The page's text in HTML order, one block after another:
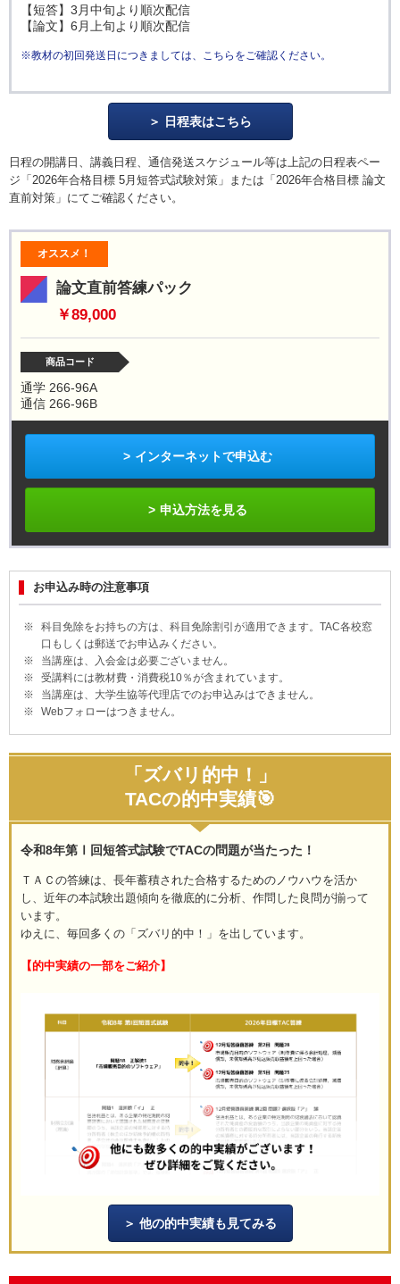
【短答】3月中旬より順次配信
【論文】6月上旬より順次配信
※教材の初回発送日につきましては、こちらをご確認ください。
日程表はこちら
日程の開講日、講義日程、通信発送スケジュール等は上記の日程表ペー
ジ「2026年合格目標 5月短答式試験対策」または「2026年合格目標 論文
直前対策」にてご確認ください。
オススメ！
論文直前答練パック
￥89,000
商品コード
通学 266-96A
通信 266-96B
インターネットで申込む
申込方法を見る
お申込み時の注意事項
科目免除をお持ちの方は、科目免除割引が適用できます。TAC各校窓
口もしくは郵送でお申込みください。
当講座は、入会金は必要ございません。
受講料には教材費・消費税10％が含まれています。
当講座は、大学生協等代理店でのお申込みはできません。
Webフォローはつきません。
「ズバリ的中！」
TACの的中実績🎯
令和8年第Ⅰ回短答式試験でTACの問題が当たった！
ＴＡＣの答練は、長年蓄積された合格するためのノウハウを活か
し、近年の本試験出題傾向を徹底的に分析、作問した良問が揃って
います。
ゆえに、毎回多くの「ズバリ的中！」を出しています。
【的中実績の一部をご紹介】
他の的中実績も見てみる